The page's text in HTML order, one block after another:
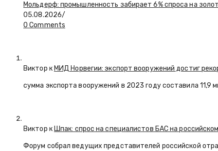
Мольдерф: промышленность забирает 6% спроса на
05.08.2026/
0 Comments
Виктор кМИД Норвегии: экспорт вооружений достиг
сумма экспорта вооружений в 2023 году составила 11,9
Виктор кШпак: спрос на специалистов БАС на
Форум собрал ведущих представителей российской